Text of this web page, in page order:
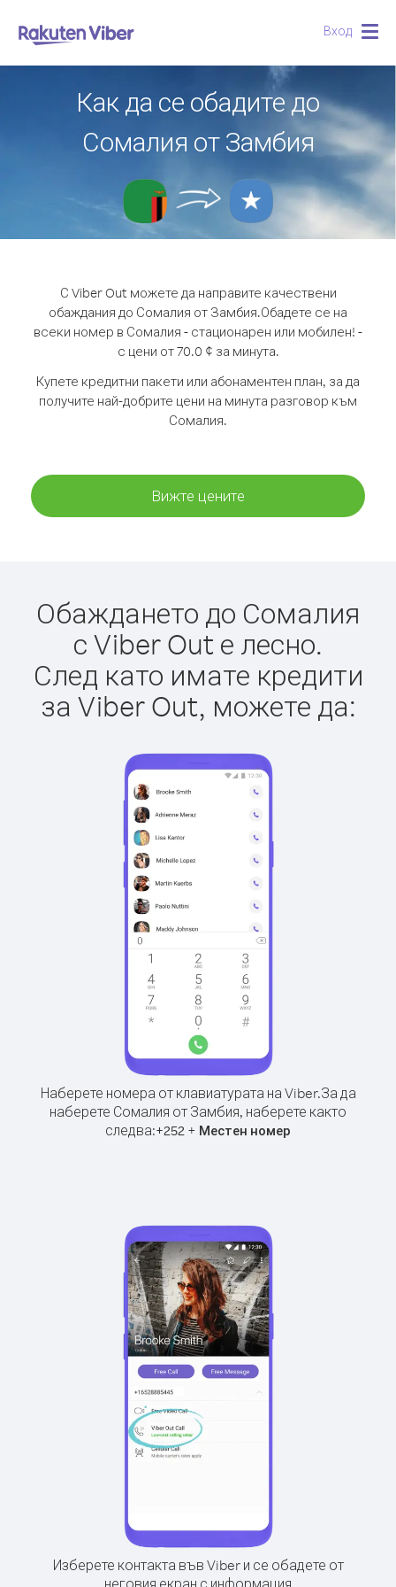
Вход
Как да се обадите до
Сомалия от Замбия
С Viber Out можете да направите качествени
обаждания до Сомалия от Замбия.Обадете се на
всеки номер в Сомалия - стационарен или мобилен! -
с цени от 70.0 ¢ за минута.
Купете кредитни пакети или абонаментен план, за да
получите най-добрите цени на минута разговор към
Сомалия.
Вижте цените
Обаждането до Сомалия
с Viber Out е лесно.
След като имате кредити
за Viber Out, можете да:
Наберете номера от клавиатурата на Viber.За да
наберете Сомалия от Замбия, наберете както
следва:+252 + Местен номер
Изберете контакта във Viber и се обадете от
неговия екран с информация